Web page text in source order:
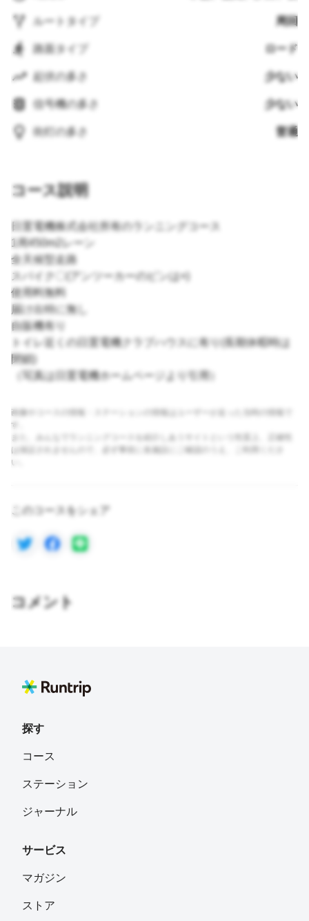
ルートタイプ 周回
路面タイプ ロード
起伏の多さ 少ない
信号機の多さ 少ない
街灯の多さ 普通
コース説明
日置電機株式会社所有のランニングコース
1周450m2レーン
全天候型走路
スパイク〇(アンツーカーのピンは×)
使用料無料
届け出特に無し
自販機有り
トイレ近くの日置電機クラブハウスに有り(長期休暇時は
閉鎖)
（写真は日置電機ホームページより引用）
画像やコースの情報・ステーションの情報はユーザーが走った当時の情報で
す。
また、みんなでランニングコースを紹介しあうサイトという性質上、正確性
は保証されませんので、必ず事前に各施設にご確認のうえ、ご利用くださ
い。
このコースをシェア
コメント
探す
コース
ステーション
ジャーナル
サービス
マガジン
ストア